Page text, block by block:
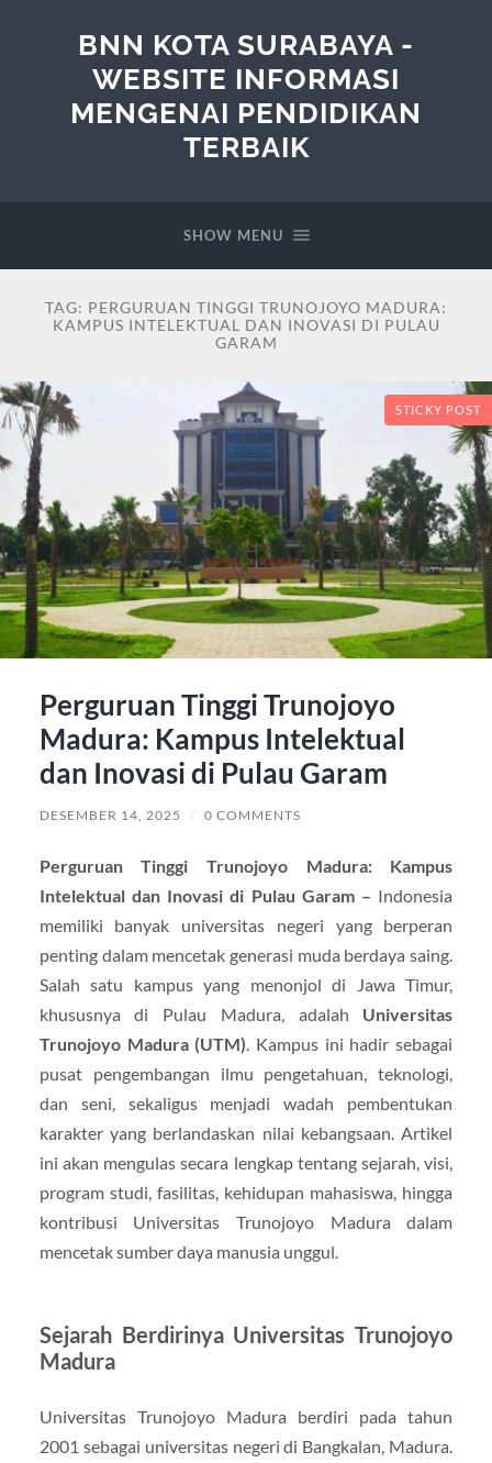
BNN KOTA SURABAYA -
WEBSITE INFORMASI
MENGENAI PENDIDIKAN
TERBAIK
SHOW MENU
TAG: PERGURUAN TINGGI TRUNOJOYO MADURA:
KAMPUS INTELEKTUAL DAN INOVASI DI PULAU
GARAM
STICKY POST
Perguruan Tinggi Trunojoyo
Madura: Kampus Intelektual
dan Inovasi di Pulau Garam
DESEMBER 14, 2025 / 0 COMMENTS
Perguruan Tinggi Trunojoyo Madura: Kampus
Intelektual dan Inovasi di Pulau Garam – Indonesia
memiliki banyak universitas negeri yang berperan
penting dalam mencetak generasi muda berdaya saing.
Salah satu kampus yang menonjol di Jawa Timur,
khususnya di Pulau Madura, adalah Universitas
Trunojoyo Madura (UTM) . Kampus ini hadir sebagai
pusat pengembangan ilmu pengetahuan, teknologi,
dan seni, sekaligus menjadi wadah pembentukan
karakter yang berlandaskan nilai kebangsaan. Artikel
ini akan mengulas secara lengkap tentang sejarah, visi,
program studi, fasilitas, kehidupan mahasiswa, hingga
kontribusi Universitas Trunojoyo Madura dalam
mencetak sumber daya manusia unggul.
Sejarah Berdirinya Universitas Trunojoyo
Madura
Universitas Trunojoyo Madura berdiri pada tahun
2001 sebagai universitas negeri di Bangkalan, Madura.